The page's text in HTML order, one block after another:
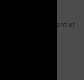
détection de
bloquer tout le
rapidement et